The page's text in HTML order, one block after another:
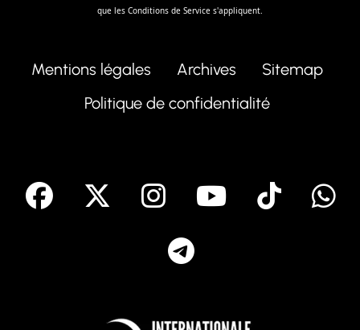
que les Conditions de Service s'appliquent.
Mentions légales Archives
Sitemap
Politique de confidentialité
facebook Instagram
Youtube
Tik